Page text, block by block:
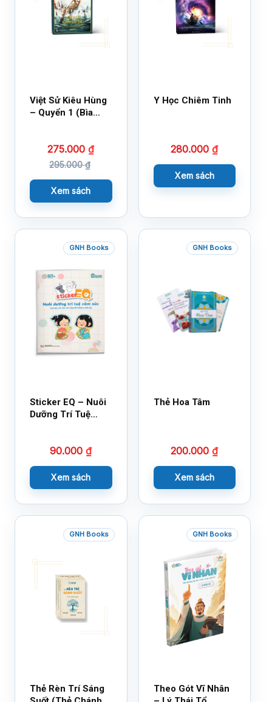
Việt Sử Kiêu Hùng
– Quyển 1 (Bìa
275.000₫
295.000₫
Xem sách
Y Học Chiêm Tinh
280.000₫
Xem sách
GNH Books
Sticker EQ – Nuôi
Dưỡng Trí Tuệ
Cùng 150 Sticker
90.000₫
Xem sách
GNH Books
Thẻ Hoa Tâm
200.000₫
Xem sách
GNH Books
Thẻ Rèn Trí Sáng
GNH Books
Theo Gót Vĩ Nhân